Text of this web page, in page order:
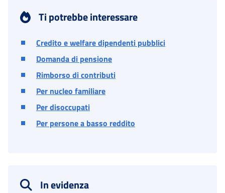
Ti potrebbe interessare
Credito e welfare dipendenti pubblici
Domanda di pensione
Rimborso di contributi
Per nucleo familiare
Per disoccupati
Per persone a basso reddito
In evidenza